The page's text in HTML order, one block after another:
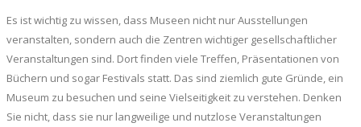
Es ist wichtig zu wissen, dass Museen nicht nur Ausstellungen
veranstalten, sondern auch die Zentren wichtiger gesellschaftlicher
Veranstaltungen sind. Dort finden viele Treffen, Präsentationen von
Büchern und sogar Festivals statt. Das sind ziemlich gute Gründe, ein
Museum zu besuchen und seine Vielseitigkeit zu verstehen. Denken
Sie nicht, dass sie nur langweilige und nutzlose Veranstaltungen